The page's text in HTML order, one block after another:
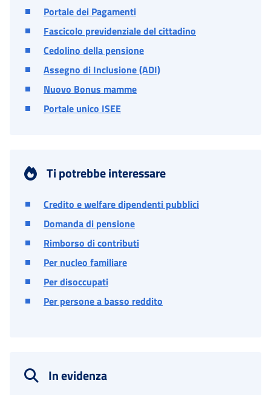
Portale dei Pagamenti
Fascicolo previdenziale del cittadino
Cedolino della pensione
Assegno di Inclusione (ADI)
Nuovo Bonus mamme
Portale unico ISEE
Ti potrebbe interessare
Credito e welfare dipendenti pubblici
Domanda di pensione
Rimborso di contributi
Per nucleo familiare
Per disoccupati
Per persone a basso reddito
In evidenza